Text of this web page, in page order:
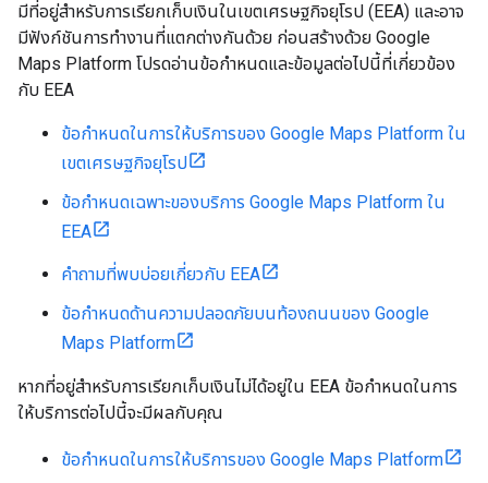
มีที่อยู่สำหรับการเรียกเก็บเงินในเขตเศรษฐกิจยุโรป (EEA) และอาจ
มีฟังก์ชันการทำงานที่แตกต่างกันด้วย ก่อนสร้างด้วย Google
Maps Platform โปรดอ่านข้อกำหนดและข้อมูลต่อไปนี้ที่เกี่ยวข้อง
กับ EEA
ข้อกำหนดในการให้บริการของ Google Maps Platform ใน
เขตเศรษฐกิจยุโรป
ข้อกำหนดเฉพาะของบริการ Google Maps Platform ใน
EEA
คำถามที่พบบ่อยเกี่ยวกับ EEA
ข้อกำหนดด้านความปลอดภัยบนท้องถนนของ Google
Maps Platform
หากที่อยู่สำหรับการเรียกเก็บเงินไม่ได้อยู่ใน EEA ข้อกำหนดในการ
ให้บริการต่อไปนี้จะมีผลกับคุณ
ข้อกำหนดในการให้บริการของ Google Maps Platform